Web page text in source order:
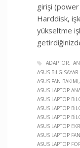
girişi
Harddisk,
yükseltme
ADAPTÖR
ASUS
ASUS FAN BAKIMI
ASUS LAPTOP
ASUS LAPTOP
ASUS LAPTOP
ASUS LAPTOP
ASUS LAPTOP
ASUS LAPTOP
ASUS LAPTOP